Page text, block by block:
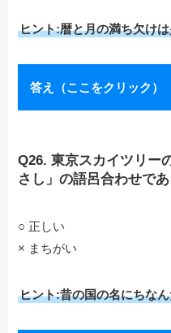
ヒント:暦と月の満ち欠け
答え（ここをクリック）
Q26. 東京スカイツリー
さし」の語呂合わせであ
○ 正しい
× まちがい
ヒント:昔の国の名にちな